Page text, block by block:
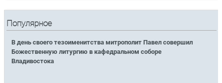
Популярное
В день своего тезоименитства митрополит Павел совершил
Божественную литургию в кафедральном соборе
Владивостока